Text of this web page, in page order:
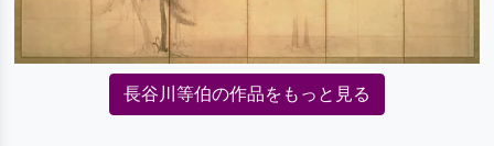
長谷川等伯の作品をもっと見る